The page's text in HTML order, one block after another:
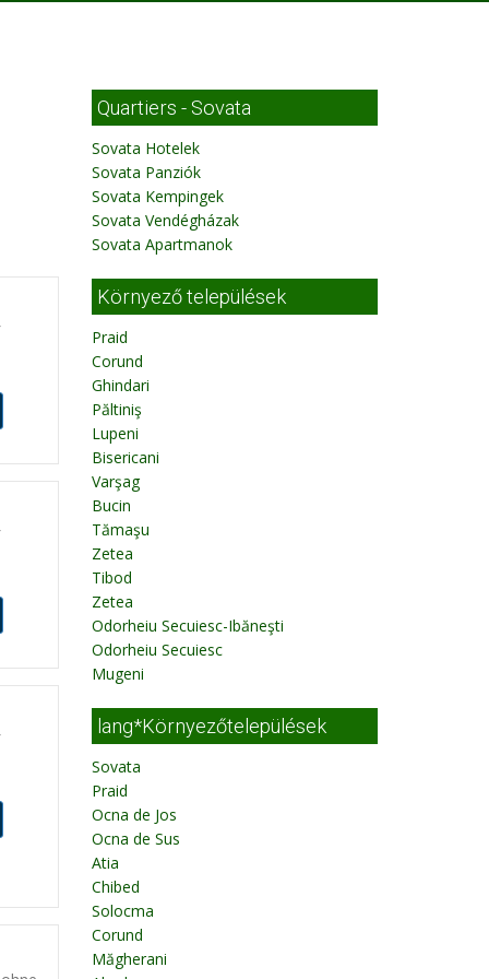
Quartiers - Sovata
Sovata Hotelek
Sovata Panziók
Sovata Kempingek
Sovata Vendégházak
Sovata Apartmanok
Környező települések
Praid
Corund
Ghindari
Păltiniş
Lupeni
Bisericani
Varşag
Bucin
Tămaşu
Zetea
Tibod
Zetea
Odorheiu Secuiesc-Ibăneşti
Odorheiu Secuiesc
Mugeni
lang*Környezőtelepülések
Sovata
Praid
Ocna de Jos
Ocna de Sus
Atia
Chibed
Solocma
Corund
Măgherani